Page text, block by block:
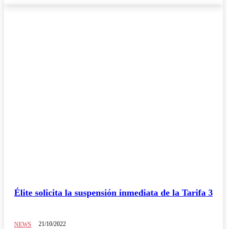
Élite solicita la suspensión inmediata de la Tarifa 3
NEWS 21/10/2022